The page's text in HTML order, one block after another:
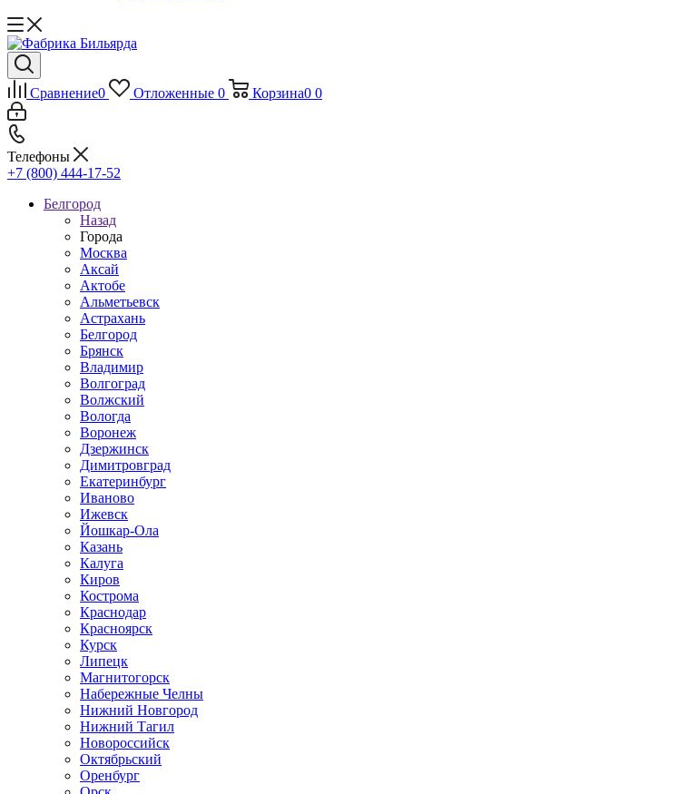
Сравнение0 Отложенные 0 Корзина0 0
Телефоны
+7 (800) 444-17-52
Белгород
Назад
Города
Москва
Аксай
Актобе
Альметьевск
Астрахань
Белгород
Брянск
Владимир
Волгоград
Волжский
Вологда
Воронеж
Дзержинск
Димитровград
Екатеринбург
Иваново
Ижевск
Йошкар-Ола
Казань
Калуга
Киров
Кострома
Краснодар
Красноярск
Курск
Липецк
Магнитогорск
Набережные Челны
Нижний Новгород
Нижний Тагил
Новороссийск
Октябрьский
Оренбург